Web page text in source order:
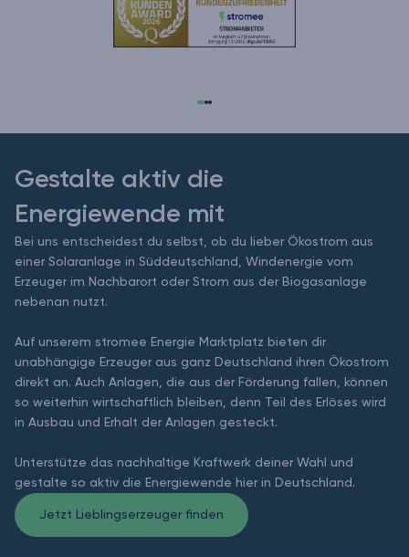
Gestalte aktiv die
Energiewende mit
Bei uns entscheidest du selbst, ob du lieber Ökostrom aus
einer Solaranlage in Süddeutschland, Windenergie vom
Erzeuger im Nachbarort oder Strom aus der Biogasanlage
nebenan nutzt.
Auf unserem stromee Energie Marktplatz bieten dir
unabhängige Erzeuger aus ganz Deutschland ihren Ökostrom
direkt an. Auch Anlagen, die aus der Förderung fallen, können
so weiterhin wirtschaftlich bleiben, denn Teil des Erlöses wird
in Ausbau und Erhalt der Anlagen gesteckt.
Unterstütze das nachhaltige Kraftwerk deiner Wahl und
gestalte so aktiv die Energiewende hier in Deutschland.
Jetzt Lieblingserzeuger finden